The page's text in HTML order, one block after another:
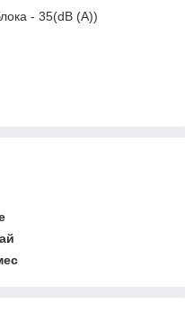
- 35(dB (A))